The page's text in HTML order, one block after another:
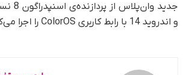
و اندروید 14 با رابط کاربری ColorOS را اجرا می‌کند.